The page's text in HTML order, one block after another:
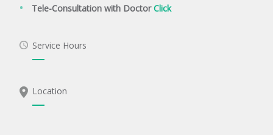
Tele-Consultation with DoctorClick
Service Hours
Location